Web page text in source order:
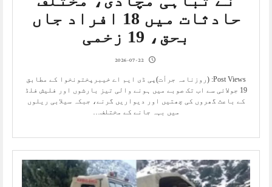
حادثات میں 18 افراد جاں
بحق، 19 زخمی
2026-07-22
Post Views: (روزنامہ جرأت)پی ڈی ایم اے خیبرپختونخوا کے مطابق
19 جولائی سے اب تک صوبے میں ہونے والی تیز بارشوں اور فلیش فلڈ
کے باعث گھروں کی چھتیں اور دیواریں گرنے، جبکہ سیلابی ریلوں
میں بہہ جانے کے مختلف…